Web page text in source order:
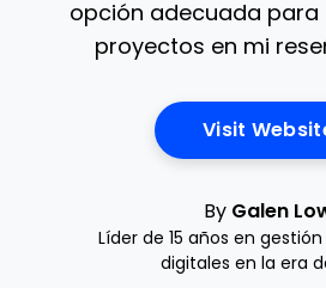
opción adecuada para
proyectos en mi
Visit
By Galen
Líder de 15 años en
digitales en la era